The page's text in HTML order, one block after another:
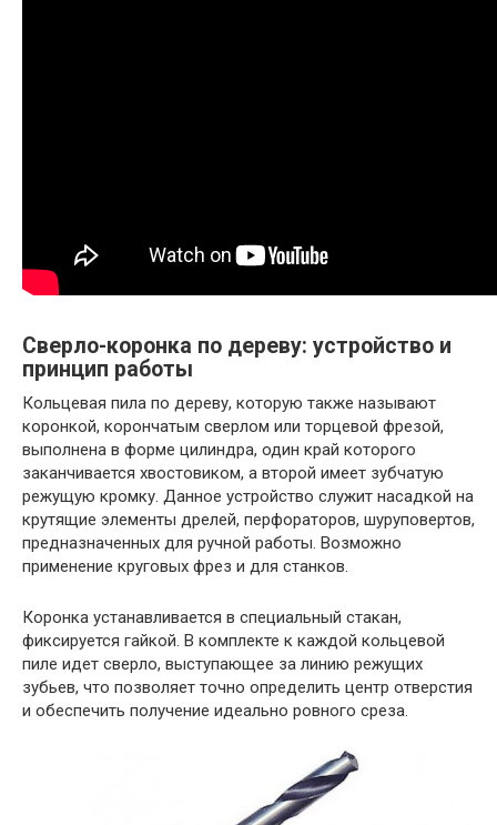
Сверло-коронка по дереву: устройство и
принцип работы
Кольцевая пила по дереву, которую также называют
коронкой, корончатым сверлом или торцевой фрезой,
выполнена в форме цилиндра, один край которого
заканчивается хвостовиком, а второй имеет зубчатую
режущую кромку. Данное устройство служит насадкой на
крутящие элементы дрелей, перфораторов, шуруповертов,
предназначенных для ручной работы. Возможно
применение круговых фрез и для станков.
Коронка устанавливается в специальный стакан,
фиксируется гайкой. В комплекте к каждой кольцевой
пиле идет сверло, выступающее за линию режущих
зубьев, что позволяет точно определить центр отверстия
и обеспечить получение идеально ровного среза.